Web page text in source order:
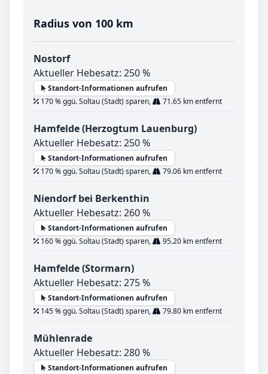
Radius von 100 km
Nostorf
Aktueller Hebesatz: 250 %
Standort-Informationen aufrufen
170 % ggü. Soltau (Stadt) sparen,
71.65 km entfernt
Hamfelde (Herzogtum Lauenburg)
Aktueller Hebesatz: 250 %
Standort-Informationen aufrufen
170 % ggü. Soltau (Stadt) sparen,
79.06 km entfernt
Niendorf bei Berkenthin
Aktueller Hebesatz: 260 %
Standort-Informationen aufrufen
160 % ggü. Soltau (Stadt) sparen,
95.20 km entfernt
Hamfelde (Stormarn)
Aktueller Hebesatz: 275 %
Standort-Informationen aufrufen
145 % ggü. Soltau (Stadt) sparen,
79.80 km entfernt
Mühlenrade
Aktueller Hebesatz: 280 %
Standort-Informationen aufrufen